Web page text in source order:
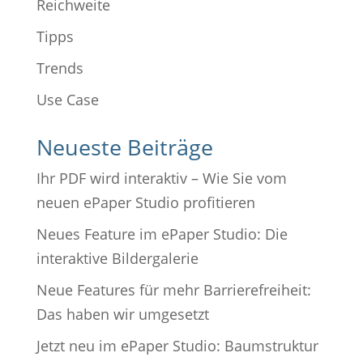
Reichweite
Tipps
Trends
Use Case
Neueste Beiträge
Ihr PDF wird interaktiv – Wie Sie vom
neuen ePaper Studio profitieren
Neues Feature im ePaper Studio: Die
interaktive Bildergalerie
Neue Features für mehr Barrierefreiheit:
Das haben wir umgesetzt
Jetzt neu im ePaper Studio: Baumstruktur